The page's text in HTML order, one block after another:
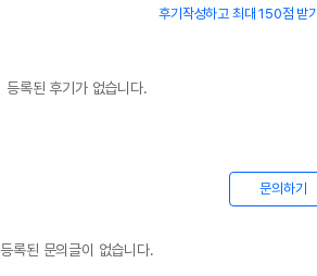
후기작성하고 최대 150점 받기
등록된 후기가 없습니다.
문의하기
등록된 문의글이 없습니다.